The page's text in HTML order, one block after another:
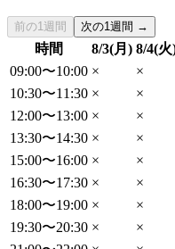
前の1週間 次の1週間 →
時間 8/3(月) 8/4(火
09:00〜10:00 × ×
10:30〜11:30 × ×
12:00〜13:00 × ×
13:30〜14:30 × ×
15:00〜16:00 × ×
16:30〜17:30 × ×
18:00〜19:00 × ×
19:30〜20:30 × ×